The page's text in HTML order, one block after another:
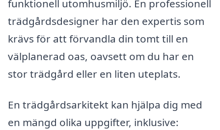
funktionell utomhusmiljö. En professionell
trädgårdsdesigner har den expertis som
krävs för att förvandla din tomt till en
välplanerad oas, oavsett om du har en
stor trädgård eller en liten uteplats.
En trädgårdsarkitekt kan hjälpa dig med
en mängd olika uppgifter, inklusive: